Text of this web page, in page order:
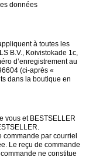
données
à toutes les
B.V., Koivistokade 1c,
d’enregistrement au
(ci-après «
dans la boutique en
vous et BESTSELLER
commande par courriel
Le reçu de commande
ne constitue